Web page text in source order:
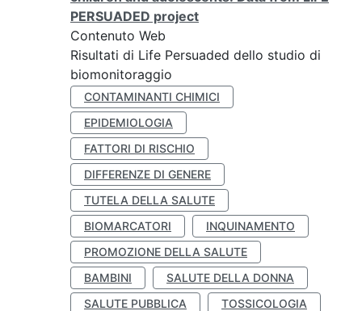
PERSUADED project
Contenuto Web
Risultati di Life Persuaded dello studio di
biomonitoraggio
CONTAMINANTI CHIMICI
EPIDEMIOLOGIA
FATTORI DI RISCHIO
DIFFERENZE DI GENERE
TUTELA DELLA SALUTE
BIOMARCATORI
INQUINAMENTO
PROMOZIONE DELLA SALUTE
BAMBINI
SALUTE DELLA DONNA
SALUTE PUBBLICA
TOSSICOLOGIA